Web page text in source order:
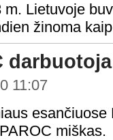
m. Lietuvoje
žinoma
11:07
miškas.